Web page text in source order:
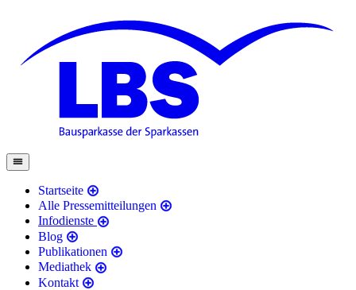
Startseite
Alle Pressemitteilungen
Infodienste
Blog
Publikationen
Mediathek
Kontakt